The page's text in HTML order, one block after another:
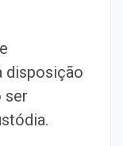
disposição
ser